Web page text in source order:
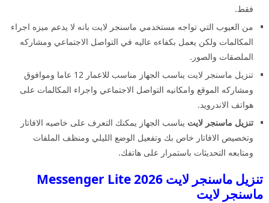
فقط.
من العيوب التي تواجه مستخدمي ماسنجر لايت بانه لا يدعم ميزه اجراء
المكالمات ولكن يعمل بكفاءه عاليه في التواصل الاجتماعي ومشاركه
الملصقات والصور.
تنزيل ماسنجر لايت يناسب الجهاز مناسب للاعمار 12 عاما وموافوق
ومشاركه الموقع وامكانيه التواصل الاجتماعي واجراء المكالمات على
هواتف الاندرويد.
تنزيل ماسنجر لايت يناسب الجهاز يمكنك التعرف على خاصيه الافاتار
وتخصيص الافاتار خاص بك وتفعيل الوضع الليلي ومنظف الملفات
ومتابعه التحديثات باستمرار على هاتفك.
تنزيل ماسنجر لايت 2026 Messenger Lite
ماسنجر لايت